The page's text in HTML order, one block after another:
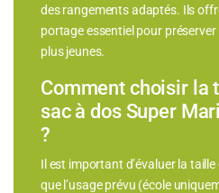
des rangements adaptés. Ils
portage essentiel pour
plus jeunes.
Comment choisir la
sac à dos Super
?
Il est important d’évaluer la
que l’usage prévu (école